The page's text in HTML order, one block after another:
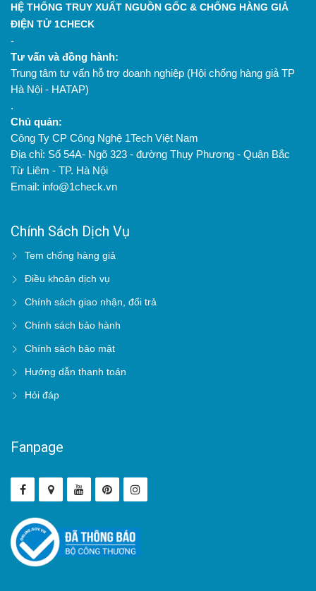
HỆ THỐNG TRUY XUẤT NGUỒN GỐC & CHỐNG HÀNG GIẢ
ĐIỆN TỬ 1CHECK
-
Tư vấn và đồng hành:
Trung tâm tư vấn hỗ trợ doanh nghiệp (Hội chống hàng giả TP
Hà Nội - HATAP)
.
Chủ quản:
Công Ty CP Công Nghệ 1Tech Việt Nam
Địa chỉ: Số 54A- Ngõ 323 - đường Thụy Phương - Quận Bắc
Từ Liêm - TP. Hà Nội
Email: info@1check.vn
Chính Sách Dịch Vụ
Tem chống hàng giả
Điều khoản dịch vụ
Chính sách giao nhận, đổi trả
Chính sách bảo hành
Chính sách bảo mật
Hướng dẫn thanh toán
Hỏi đáp
Fanpage